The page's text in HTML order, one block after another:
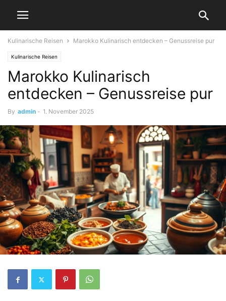
Kulinarische Reisen Marokko Kulinarisch entdecken – Genussreise pur
Kulinarische Reisen
Marokko Kulinarisch
entdecken – Genussreise pur
By admin - 1. November 2025